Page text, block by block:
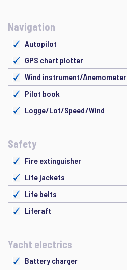
Navigation
Autopilot
GPS chart plotter
Wind instrument/Anemometer
Pilot book
Logge/Lot/Speed/Wind
Safety
Fire extinguisher
Life jackets
Life belts
Liferaft
Yacht electrics
Battery charger